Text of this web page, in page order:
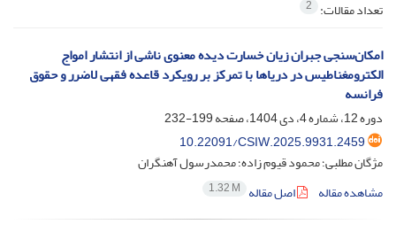
تعداد مقالات: 2
امکان‌سنجی جبران زیان خسارت‌ دیده معنوی ناشی از انتشار امواج
الکترومغناطیس در دریاها با تمرکز بر رویکرد قاعده فقهی لاضرر و حقوق
فرانسه
دوره 12، شماره 4، دی 1404، صفحه
199-232
10.22091/CSIW.2025.9931.2459
مژگان مطلبی؛ محمود قیوم زاده؛ محمدرسول آهنگران
مشاهده مقاله
اصل مقاله 1.32 M